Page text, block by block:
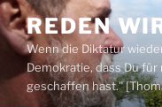
Zum
Inhalt
springen
REDEN
Wenn die Diktatur
Demokratie, dass Du
geschaffen hast."